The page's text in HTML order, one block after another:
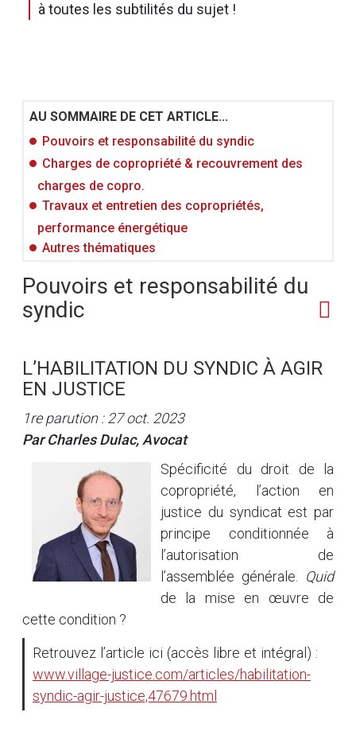
à toutes les subtilités du sujet !
AU SOMMAIRE DE CET ARTICLE...
Pouvoirs et responsabilité du syndic
Charges de copropriété & recouvrement des
charges de copro.
Travaux et entretien des copropriétés,
performance énergétique
Autres thématiques
Pouvoirs et responsabilité du
syndic
L’HABILITATION DU SYNDIC À AGIR
EN JUSTICE
1re parution : 27 oct. 2023
Par Charles Dulac, Avocat
Spécificité du droit de la
copropriété, l’action en
justice du syndicat est par
principe conditionnée à
l’autorisation de
l’assemblée générale. Quid
de la mise en œuvre de
cette condition ?
Retrouvez l’article ici (accès libre et intégral) :
www.village-justice.com/articles/habilitation-
syndic-agir-justice,47679.html